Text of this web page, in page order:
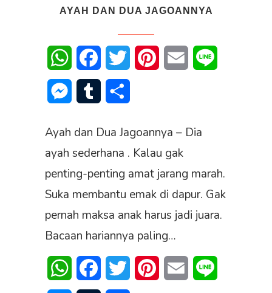
AYAH DAN DUA JAGOANNYA
WhatsAppFacebookTwitter PinterestEmail
Messenger
Tumblr
Ayah dan Dua Jagoannya – Dia
ayah sederhana . Kalau gak
penting-penting amat jarang marah.
Suka membantu emak di dapur. Gak
pernah maksa anak harus jadi juara.
Bacaan hariannya paling…
WhatsAppFacebookTwitter PinterestEmail